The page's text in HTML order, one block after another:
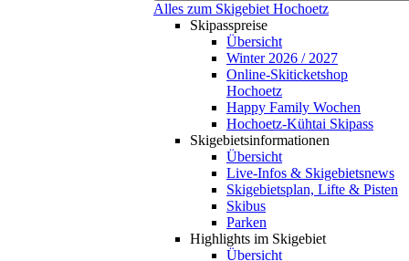
Alles zum Skigebiet Hochoetz
Skipasspreise
Übersicht
Winter 2026 / 2027
Online-Skiticketshop
Hochoetz
Happy Family Wochen
Hochoetz-Kühtai Skipass
Skigebietsinformationen
Übersicht
Live-Infos & Skigebietsnews
Skigebietsplan, Lifte & Pisten
Skibus
Parken
Highlights im Skigebiet
Übersicht